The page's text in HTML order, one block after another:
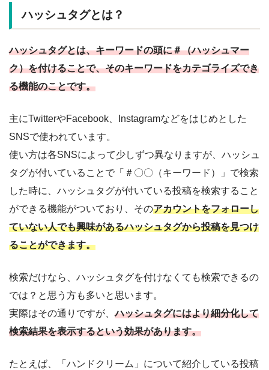
ハッシュタグとは？
ハッシュタグとは、キーワードの頭に＃（ハッシュマー
ク）を付けることで、そのキーワードをカテゴライズでき
る機能のことです。
主にTwitterやFacebook、Instagramなどをはじめとした
SNSで使われています。
使い方は各SNSによって少しずつ異なりますが、ハッシュ
タグが付いていることで「＃〇〇（キーワード）」で検索
した時に、ハッシュタグが付いている投稿を検索すること
ができる機能がついており、そのアカウントをフォローし
ていない人でも興味があるハッシュタグから投稿を見つけ
ることができます。
検索だけなら、ハッシュタグを付けなくても検索できるの
では？と思う方も多いと思います。
実際はその通りですが、ハッシュタグにはより細分化して
検索結果を表示するという効果があります。
たとえば、「ハンドクリーム」について紹介している投稿